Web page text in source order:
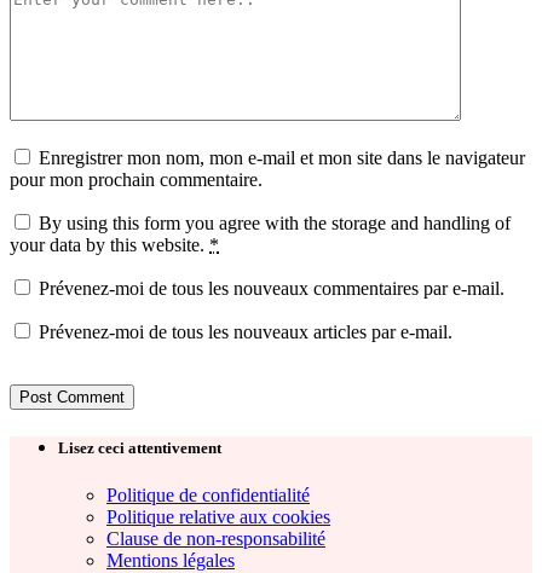
Enregistrer mon nom, mon e-mail et mon site dans le navigateur
pour mon prochain commentaire.
By using this form you agree with the storage and handling of
your data by this website. *
Prévenez-moi de tous les nouveaux commentaires par e-mail.
Prévenez-moi de tous les nouveaux articles par e-mail.
Lisez ceci attentivement
Politique de confidentialité
Politique relative aux cookies
Clause de non-responsabilité
Mentions légales